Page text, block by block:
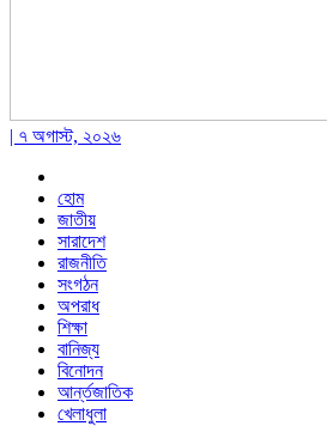
| ৭ অগাস্ট, ২০২৬
হোম
জাতীয়
সারাদেশ
রাজনীতি
সংগঠন
অপরাধ
শিক্ষা
বানিজ্য
বিনোদন
আর্ন্তজাতিক
খেলাধুলা